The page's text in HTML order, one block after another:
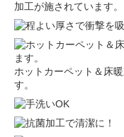
加工が施されています。
ホットカーペット＆床
す。